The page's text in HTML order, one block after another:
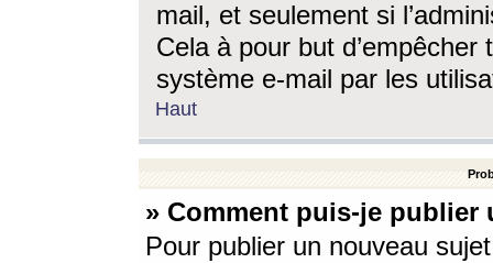
mail, et seulement si
Cela à pour but
système e-mail par les
Haut
» Comment puis-je
Pour publier un nouveau